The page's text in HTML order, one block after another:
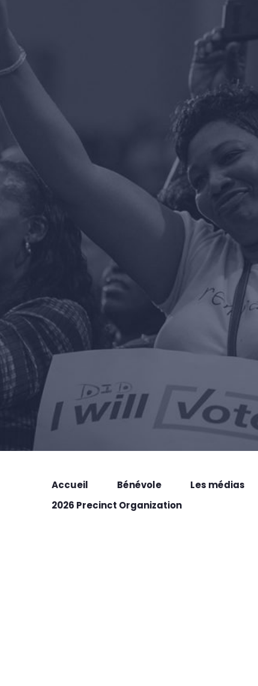
Accueil Bénévole Les médias
2026 Precinct Organization